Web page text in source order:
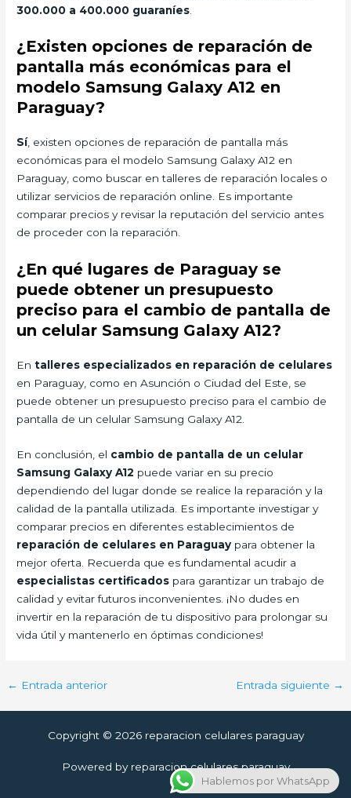
300.000 a 400.000 guaraníes
¿Existen opciones de reparación de
pantalla más económicas para el
modelo Samsung Galaxy A12 en
Paraguay?
Sí, existen opciones de reparación de pantalla más
económicas para el modelo Samsung Galaxy A12 en
Paraguay, como buscar en talleres de reparación locales o
utilizar servicios de reparación online. Es importante
comparar precios y revisar la reputación del servicio antes
de proceder con la reparación.
¿En qué lugares de Paraguay se
puede obtener un presupuesto
preciso para el cambio de pantalla de
un celular Samsung Galaxy A12?
Entalleres especializados en reparación de celulares
en Paraguay, como en Asunción o Ciudad del Este, se
puede obtener un presupuesto preciso para el cambio de
pantalla de un celular Samsung Galaxy A12.
En conclusión, el cambio de pantalla de un celular
Samsung Galaxy A12 puede variar en su precio
dependiendo del lugar donde se realice la reparación y la
calidad de la pantalla utilizada. Es importante investigar y
comparar precios en diferentes establecimientos de
reparación de celulares en Paraguay para obtener la
mejor oferta. Recuerda que es fundamental acudir a
especialistas certificados para garantizar un trabajo de
calidad y evitar futuros inconvenientes. ¡No dudes en
invertir en la reparación de tu dispositivo para prolongar su
vida útil y mantenerlo en óptimas condiciones!
← Entrada anterior Entrada siguiente →
Copyright © 2026 reparacion celulares paraguay
Powered by reparacion celulares paraguay
Hablemos por WhatsApp